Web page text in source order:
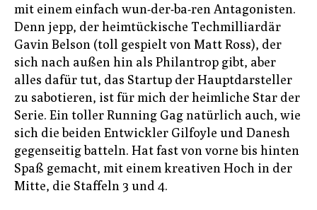
mit einem einfach wun-der-ba-ren Antagonisten.
Denn jepp, der heimtückische Techmilliardär
Gavin Belson (toll gespielt von Matt Ross), der
sich nach außen hin als Philantrop gibt, aber
alles dafür tut, das Startup der Hauptdarsteller
zu sabotieren, ist für mich der heimliche Star der
Serie. Ein toller Running Gag natürlich auch, wie
sich die beiden Entwickler Gilfoyle und Danesh
gegenseitig batteln. Hat fast von vorne bis hinten
Spaß gemacht, mit einem kreativen Hoch in der
Mitte, die Staffeln 3 und 4.